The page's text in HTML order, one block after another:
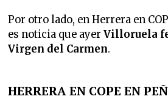
Por otro lado, en Herrera en
es noticia que ayer Villoruela
Virgen del Carmen.
HERRERA EN COPE EN